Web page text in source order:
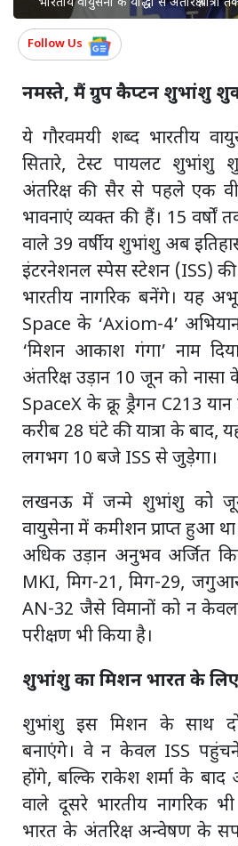
Follow Us
नमस्ते, मैं ग्रुप कैप्टन शुभांशु
ये गौरवमयी शब्द भारतीय
सितारे, टेस्ट पायलट शुभांशु
अंतरिक्ष की सैर से पहले एक
भावनाएं व्यक्त की हैं। 15 वर्षों
वाले 39 वर्षीय शुभांशु अब
इंटरनेशनल स्पेस स्टेशन (ISS) की
भारतीय नागरिक बनेंगे। यह
Space के ‘Axiom-4’
‘मिशन आकाश गंगा’ नाम
अंतरिक्ष उड़ान 10 जून को
SpaceX के क्रू ड्रैगन C213 यान
करीब 28 घंटे की यात्रा के बाद,
लगभग 10 बजे ISS से जुड़ेगा।
लखनऊ में जन्मे शुभांशु को
वायुसेना में कमीशन प्राप्त हुआ
अधिक उड़ान अनुभव अर्जित
MKI, मिग-21, मिग-29,
AN-32 जैसे विमानों को न
परीक्षण भी किया है।
शुभांशु का मिशन भारत के
शुभांशु इस मिशन के साथ दो
बनाएंगे। वे न केवल ISS
होंगे, बल्कि राकेश शर्मा के
वाले दूसरे भारतीय नागरिक
भारत के अंतरिक्ष अन्वेषण के